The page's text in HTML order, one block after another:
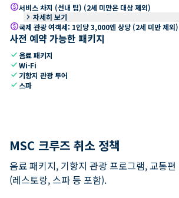
paid서비스 차지 (선내 팁) (2세 미만은 대상 제외)
keyboard_arrow_right 자세히 보기
paid국제 관광 여객세: 1인당 3,000엔 상당 (2세 미만 제
사전 예약 가능한 패키지
check 음료 패키지
checkWi-Fi
check 기항지 관광 투어
check 스파
MSC 크루즈 취소 정책
음료 패키지, 기항지 관광 프로그램, 교통
(레스토랑, 스파 등 포함).